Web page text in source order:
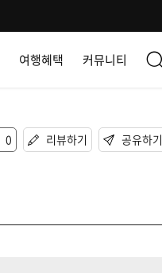
여행혜택 커뮤니티
0 리뷰하기 공유하기